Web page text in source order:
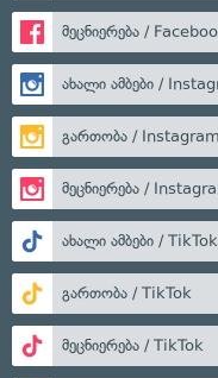
მეცნიერება /
ახალი ამბები /
გართობა / Instagram
მეცნიერება /
ახალი ამბები / TikTok
გართობა / TikTok
მეცნიერება / TikTok